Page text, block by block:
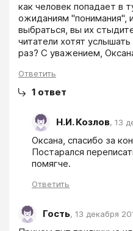
как человек попадает в
ожиданиям "понимания",
выбраться, вы их
читатели хотят
раз? С уважением,
Ответить
1 ответ
Н.И. Козлов, 13
Оксана, спасибо за
Постарался
помягче.
Ответить
Гость, 13 декабря